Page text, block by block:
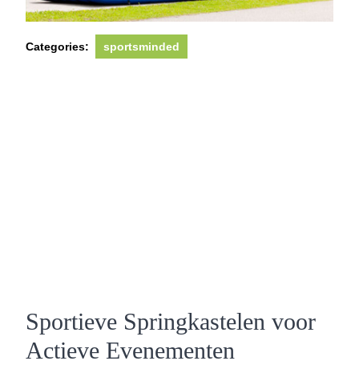
Categories: sportsminded
Sportieve Springkastelen voor
Actieve Evenementen